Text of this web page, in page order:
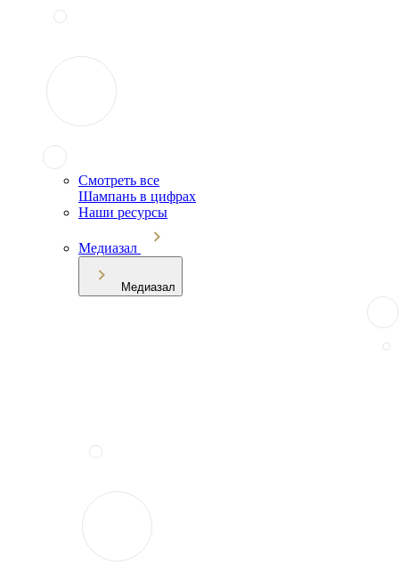
Смотреть все
Шампань в цифрах
Наши ресурсы
Медиазал
Медиазал